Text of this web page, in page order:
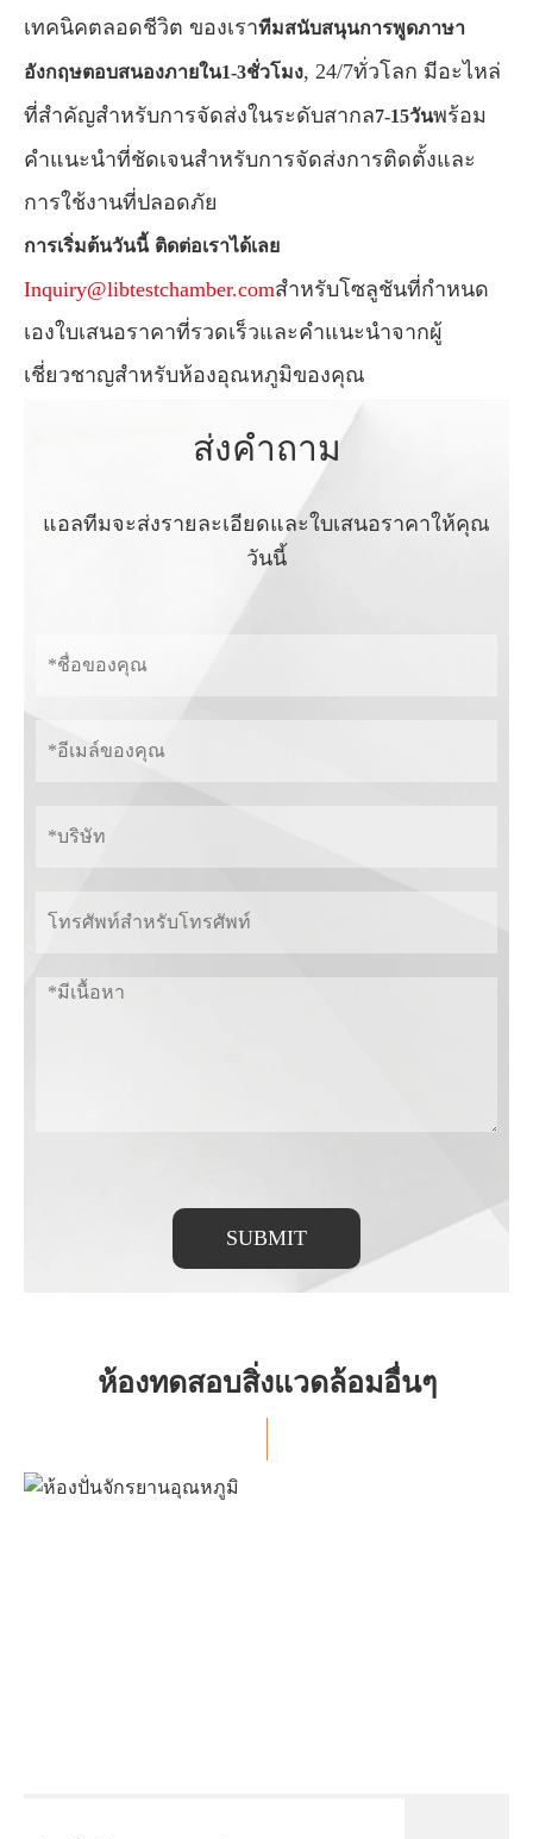
เทคนิคตลอดชีวิต ของเราทีมสนับสนุนการพูดภาษา
อังกฤษตอบสนองภายใน1-3ชั่วโมง, 24/7ทั่วโลก มีอะไหล่
ที่สำคัญสำหรับการจัดส่งในระดับสากล7-15วันพร้อม
คำแนะนำที่ชัดเจนสำหรับการจัดส่งการติดตั้งและ
การใช้งานที่ปลอดภัย
การเริ่มต้นวันนี้ ติดต่อเราได้เลย
Inquiry@libtestchamber.comสำหรับโซลูชันที่กำหนด
เองใบเสนอราคาที่รวดเร็วและคำแนะนำจากผู้
เชี่ยวชาญสำหรับห้องอุณหภูมิของคุณ
ส่งคำถาม
แอลทีมจะส่งรายละเอียดและใบเสนอราคาให้คุณ
วันนี้
SUBMIT
ห้องทดสอบสิ่งแวดล้อมอื่นๆ